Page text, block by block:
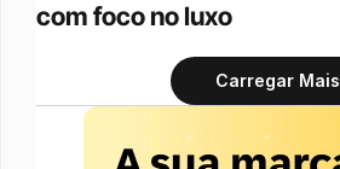
com foco no luxo
Carregar Mais